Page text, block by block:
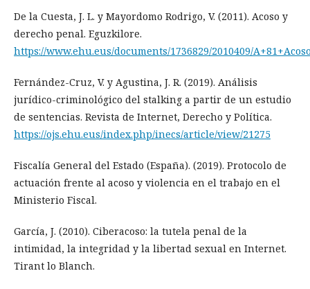
De la Cuesta, J. L. y Mayordomo Rodrigo, V. (2011). Acoso y
derecho penal. Eguzkilore.
https://www.ehu.eus/documents/1736829/2010409/
Fernández-Cruz, V. y Agustina, J. R. (2019). Análisis
jurídico-criminológico del stalking a partir de un estudio
de sentencias. Revista de Internet, Derecho y Política.
https://ojs.ehu.eus/index.php/inecs/article/view/21275
Fiscalía General del Estado (España). (2019). Protocolo de
actuación frente al acoso y violencia en el trabajo en el
Ministerio Fiscal.
García, J. (2010). Ciberacoso: la tutela penal de la
intimidad, la integridad y la libertad sexual en Internet.
Tirant lo Blanch.